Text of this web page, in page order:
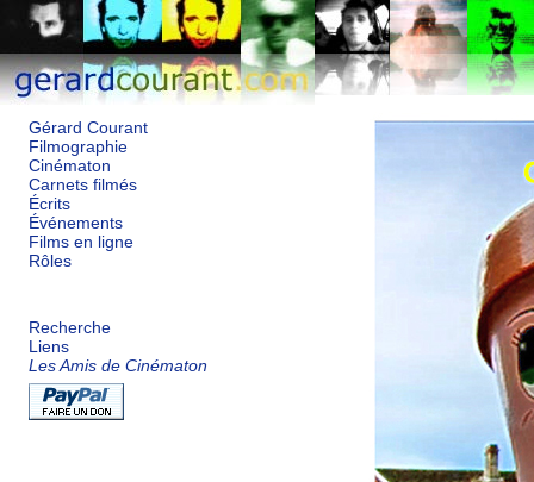
Gérard Courant
Filmographie
Cinématon
Carnets filmés
Écrits
Événements
Films en ligne
Rôles
Recherche
Liens
Les Amis de Cinématon